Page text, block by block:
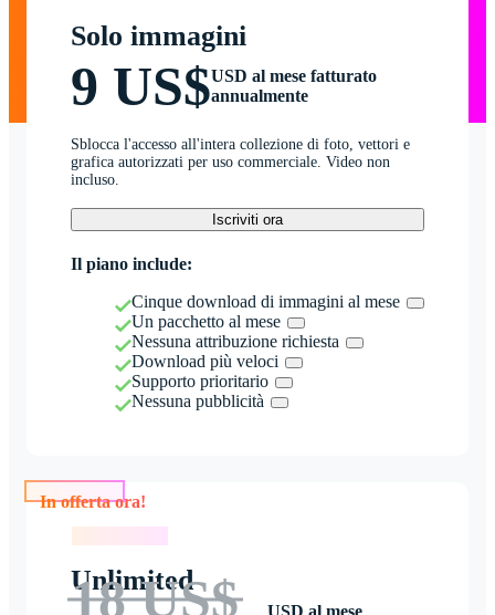
Solo immagini
9 US$USD al mese fatturato
annualmente
Sblocca l'accesso all'intera collezione di foto, vettori e
grafica autorizzati per uso commerciale. Video non
incluso.
Iscriviti ora
Il piano include:
Cinque download di immagini al mese
Un pacchetto al mese
Nessuna attribuzione richiesta
Download più veloci
Supporto prioritario
Nessuna pubblicità
Unlimited
18 US$
USD al mese